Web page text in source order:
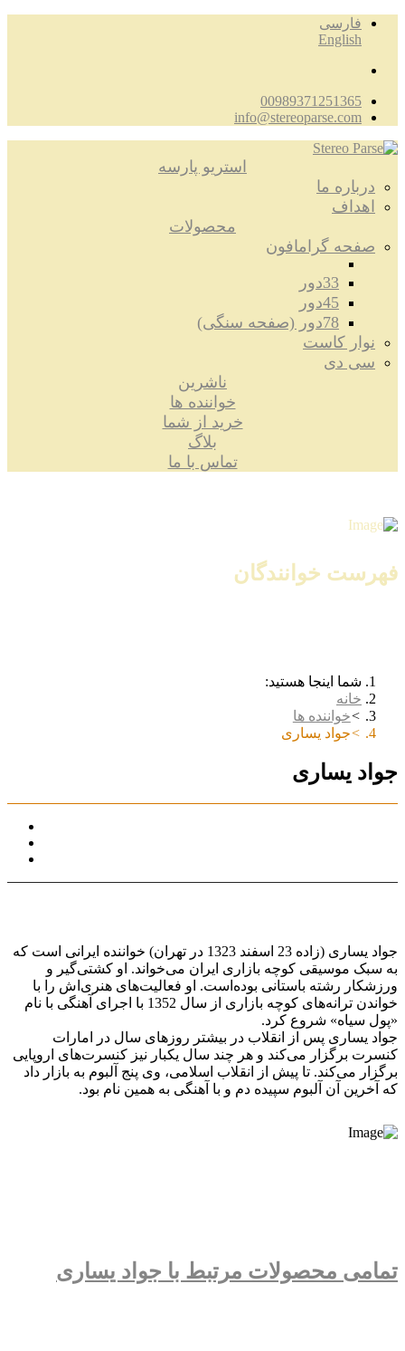
فارسی
English
00989371251365
info@stereoparse.com
استریو پارسه
درباره ما
اهداف
محصولات
صفحه گرامافون
33دور
45دور
78دور (صفحه سنگی)
نوار کاست
سی دی
ناشرین
خواننده ها
خرید از شما
بلاگ
تماس با ما
فهرست خوانندگان
شما اینجا هستید:
خانه
خواننده ها
جواد یساری
جواد یساری
جواد یساری (زاده 23 اسفند 1323 در تهران) خواننده ایرانی است که
به سبک موسیقی کوچه بازاری ایران می‌خواند. او کشتی‌گیر و
ورزشکار رشته باستانی بوده‌است. او فعالیت‌های هنری‌اش را با
خواندن ترانه‌های کوچه بازاری از سال 1352 با اجرای آهنگی با نام
«پول سیاه» شروع کرد.
جواد یساری پس از انقلاب در بیشتر روزهای سال در امارات
کنسرت برگزار می‌کند و هر چند سال یکبار نیز کنسرت‌های اروپایی
برگزار می‌کند. تا پیش از انقلاب اسلامی، وی پنج آلبوم به بازار داد
که آخرین آن آلبوم سپیده دم و با آهنگی به همین نام بود.
تمامی محصولات مرتبط با جواد یساری